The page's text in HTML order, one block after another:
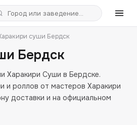
суши Бердск
Бердск
Харакири Cуши в Бердске.
и роллов от мастеров Харакири
доставки и на официальном